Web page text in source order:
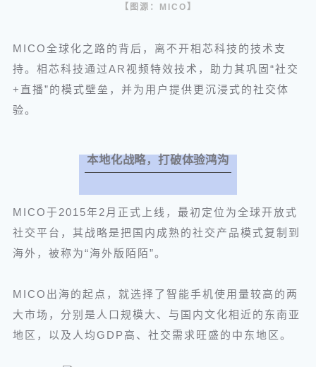
【图源：MICO】
MICO全球化之路的背后，离不开相芯科技的技术支
持。相芯科技通过AR视频特效技术，助力其巩固“社交
+直播”的模式壁垒，并为用户提供更沉浸式的社交体
验。
本地化战略，打破体验鸿沟
MICO于2015年2月正式上线，最初定位为全球开放式
社交平台，其战略是把国内成熟的社交产品模式复制到
海外，被称为“海外版陌陌”。
MICO出海的起点，就选择了智能手机使用量较高的两
大市场，分别是人口规模大、与国内文化相近的东南亚
地区，以及人均GDP高、社交需求旺盛的中东地区。